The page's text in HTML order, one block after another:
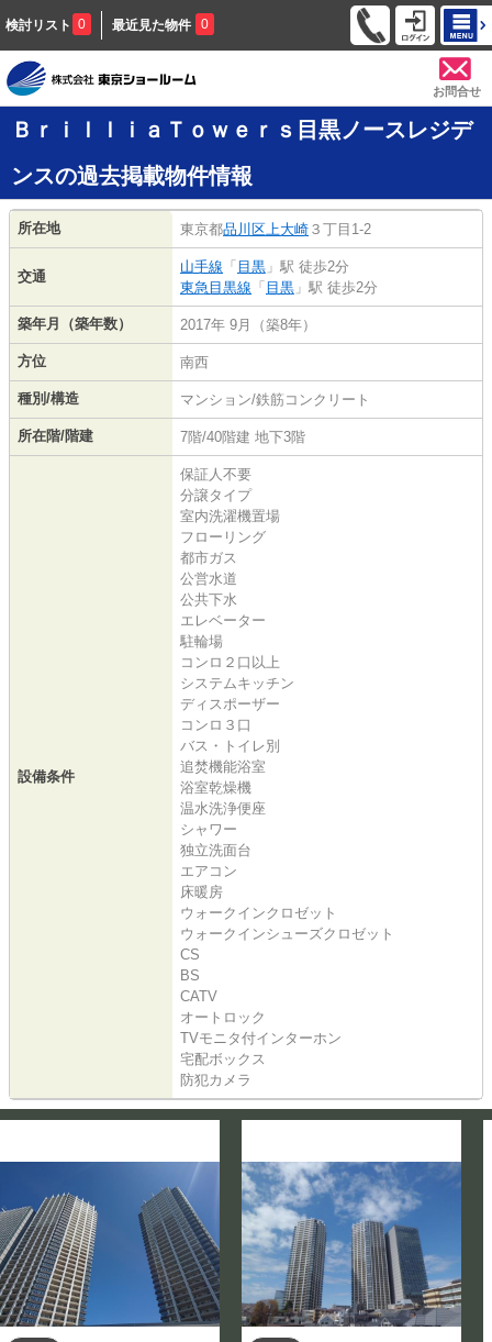
検討リスト 0 最近見た物件 0
お問合せ
ＢｒｉｌｌｉａＴｏｗｅｒｓ目黒ノースレジデ
ンスの過去掲載物件情報
所在地 東京都品川区上大崎 ３丁目1-2
交通
山手線 「 目黒 」駅 徒歩2分
東急目黒線 「 目黒 」駅 徒歩2分
築年月（築年数） 2017年 9月（築8年）
方位 南西
種別/構造 マンション/鉄筋コンクリート
所在階/階建 7階/40階建 地下3階
設備条件
保証人不要
分譲タイプ
室内洗濯機置場
フローリング
都市ガス
公営水道
公共下水
エレベーター
駐輪場
コンロ２口以上
システムキッチン
ディスポーザー
コンロ３口
バス・トイレ別
追焚機能浴室
浴室乾燥機
温水洗浄便座
シャワー
独立洗面台
エアコン
床暖房
ウォークインクロゼット
ウォークインシューズクロゼット
CS
BS
CATV
オートロック
TVモニタ付インターホン
宅配ボックス
防犯カメラ